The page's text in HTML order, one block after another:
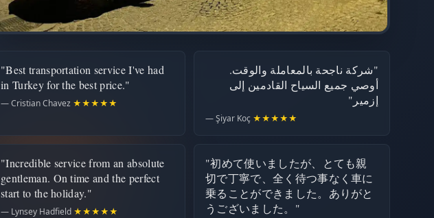
"Best transportation service I've had
in Turkey for the best price."
— Cristian Chavez ★★★★★
"شركة ناجحة بالمعاملة والوقت.
أوصي جميع السياح القادمين إلى
إزمير"
— Şiyar Koç ★★★★★
"Incredible service from an absolute
gentleman. On time and the perfect
start to the holiday."
— Lynsey Hadfield ★★★★★
"初めて使いましたが、とても親
切で丁寧で、全く待つ事なく車に
乗ることができました。ありがと
うございました。"